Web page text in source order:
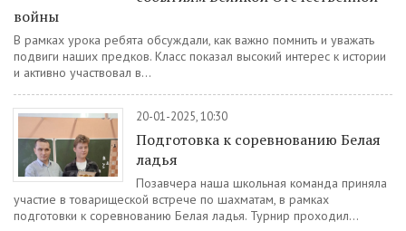
войны
В рамках урока ребята обсуждали, как важно помнить и уважать
подвиги наших предков. Класс показал высокий интерес к истории
и активно участвовал в...
20-01-2025, 10:30
Подготовка к соревнованию Белая
ладья
Позавчера наша школьная команда приняла
участие в товарищеской встрече по шахматам, в рамках
подготовки к соревнованию Белая ладья. Турнир проходил...